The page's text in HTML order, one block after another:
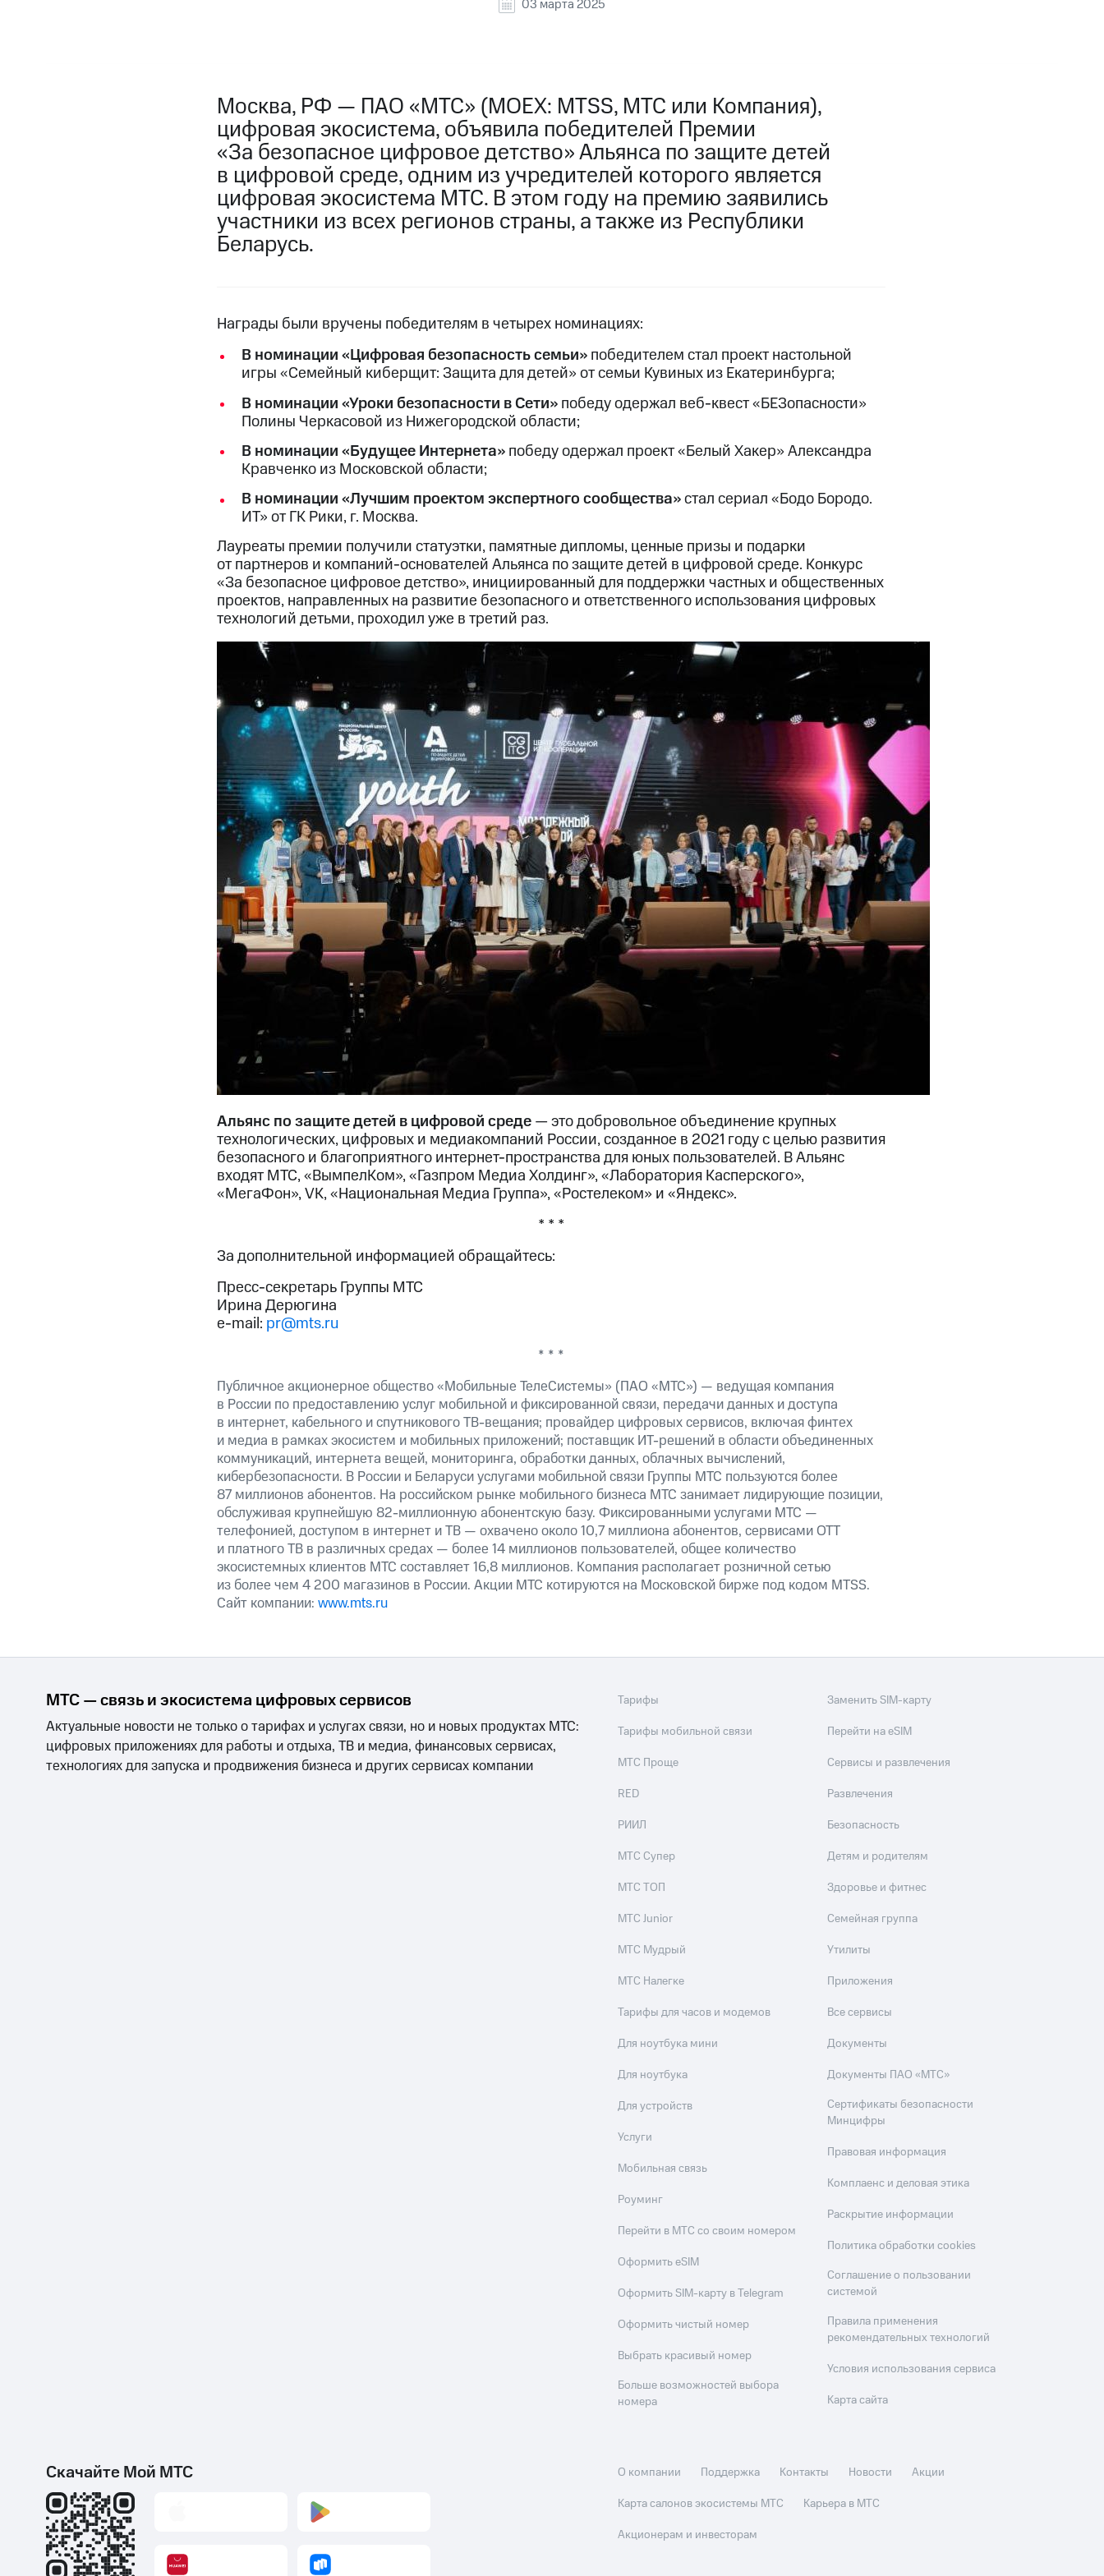
03 марта 2025
Москва, РФ — ПАО «МТС» (MOEX: MTSS, МТС или Компания),
цифровая экосистема, объявила победителей Премии
«За безопасное цифровое детство» Альянса по защите детей
в цифровой среде, одним из учредителей которого является
цифровая экосистема МТС. В этом году на премию заявились
участники из всех регионов страны, а также из Республики
Беларусь.
Награды были вручены победителям в четырех номинациях:
В номинации «Цифровая безопасность семьи»победителем стал проект настольной
игры «Семейный киберщит: Защита для детей» от семьи Кувиных из Екатеринбурга;
В номинации «Уроки безопасности в Сети»победу одержал веб-квест «БЕЗопасности»
Полины Черкасовой из Нижегородской области;
В номинации «Будущее Интернета»победу одержал проект «Белый Хакер» Александра
Кравченко из Московской области;
В номинации «Лучшим проектом экспертного сообщества»стал сериал «Бодо Бородо.
ИТ» от ГК Рики, г. Москва.
Лауреаты премии получили статуэтки, памятные дипломы, ценные призы и подарки
от партнеров и компаний-основателей Альянса по защите детей в цифровой среде. Конкурс
«За безопасное цифровое детство», инициированный для поддержки частных и общественных
проектов, направленных на развитие безопасного и ответственного использования цифровых
технологий детьми, проходил уже в третий раз.
Альянс по защите детей в цифровой среде— это добровольное объединение крупных
технологических, цифровых и медиакомпаний России, созданное в 2021 году с целью развития
безопасного и благоприятного интернет-пространства для юных пользователей. В Альянс
входят МТС, «ВымпелКом», «Газпром Медиа Холдинг», «Лаборатория Касперского»,
«МегаФон», VK, «Национальная Медиа Группа», «Ростелеком» и «Яндекс».
* * *
За дополнительной информацией обращайтесь:
Пресс-секретарь Группы МТС
Ирина Дерюгина
e-mail: pr@mts.ru
* * *
Публичное акционерное общество «Мобильные ТелеСистемы» (ПАО «МТС») — ведущая компания
в России по предоставлению услуг мобильной и фиксированной связи, передачи данных и доступа
в интернет, кабельного и спутникового ТВ-вещания; провайдер цифровых сервисов, включая финтех
и медиа в рамках экосистем и мобильных приложений; поставщик ИТ-решений в области объединенных
коммуникаций, интернета вещей, мониторинга, обработки данных, облачных вычислений,
кибербезопасности. В России и Беларуси услугами мобильной связи Группы МТС пользуются более
87 миллионов абонентов. На российском рынке мобильного бизнеса МТС занимает лидирующие позиции,
обслуживая крупнейшую 82-миллионную абонентскую базу. Фиксированными услугами МТС —
телефонией, доступом в интернет и ТВ — охвачено около 10,7 миллиона абонентов, сервисами OTT
и платного ТВ в различных средах — более 14 миллионов пользователей, общее количество
экосистемных клиентов МТС составляет 16,8 миллионов. Компания располагает розничной сетью
из более чем 4 200 магазинов в России. Акции МТС котируются на Московской бирже под кодом MTSS.
Сайт компании: www.mts.ru
МТС — связь и экосистема цифровых сервисов
Актуальные новости не только о тарифах и услугах связи, но и новых продуктах МТС:
цифровых приложениях для работы и отдыха, ТВ и медиа, финансовых сервисах,
технологиях для запуска и продвижения бизнеса и других сервисах компании
Тарифы
Тарифы мобильной связи
МТС Проще
RED
РИИЛ
МТС Супер
МТС ТОП
МТС Junior
МТС Мудрый
МТС Налегке
Тарифы для часов и модемов
Для ноутбука мини
Для ноутбука
Для устройств
Услуги
Мобильная связь
Роуминг
Перейти в МТС со своим номером
Оформить eSIM
Оформить SIM-карту в Telegram
Оформить чистый номер
Выбрать красивый номер
Больше возможностей выбора
номера
Заменить SIM-карту
Перейти на eSIM
Сервисы и развлечения
Развлечения
Безопасность
Детям и родителям
Здоровье и фитнес
Семейная группа
Утилиты
Приложения
Все сервисы
Документы
Документы ПАО «МТС»
Сертификаты безопасности
Минцифры
Правовая информация
Комплаенс и деловая этика
Раскрытие информации
Политика обработки cookies
Соглашение о пользовании
системой
Правила применения
рекомендательных технологий
Условия использования сервиса
Карта сайта
Скачайте Мой МТС О компании Поддержка Контакты Новости
Акции
Карта салонов экосистемы МТС
Карьера в МТС
Акционерам и инвесторам